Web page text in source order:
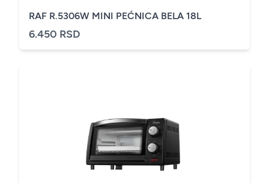
RAF R.5306W MINI PEĆNICA BELA 18L
6.450 RSD